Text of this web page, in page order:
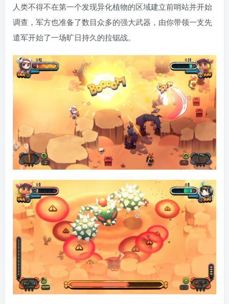
人类不得不在第一个发现异化植物的区域建立前哨站并开始
调查，军方也准备了数目众多的强大武器，由你带领一支先
遣军开始了一场旷日持久的拉锯战。